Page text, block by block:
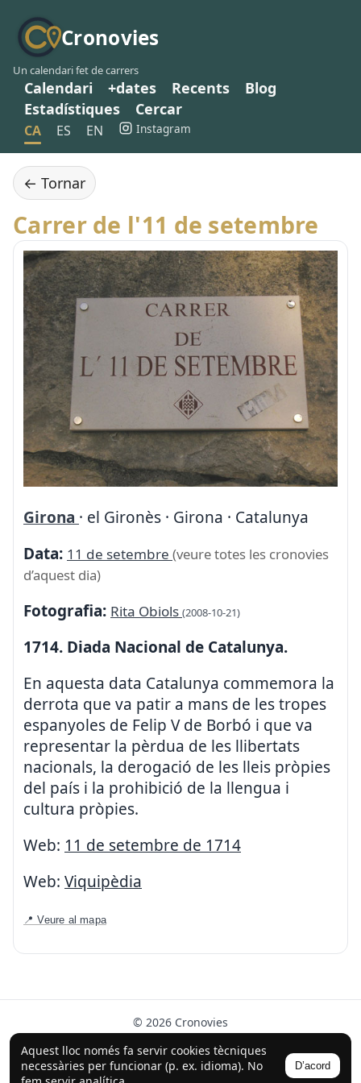
Cronovies
Un calendari fet de carrers
Calendari +dates Recents
Blog
Estadístiques
Cercar
CA ES EN Instagram
Aquest lloc només fa servir cookies tècniques
necessàries per funcionar (p. ex. idioma). No
D’acord
← Tornar
Carrer de l'11 de setembre
Girona · el Gironès · Girona · Catalunya
Data: 11 de setembre (veure totes les cronovies
d’aquest dia)
Fotografia: Rita Obiols (2008-10-21)
1714. Diada Nacional de Catalunya.
En aquesta data Catalunya commemora la
derrota que va patir a mans de les tropes
espanyoles de Felip V de Borbó i que va
representar la pèrdua de les llibertats
nacionals, la derogació de les lleis pròpies
del país i la prohibició de la llengua i
cultura pròpies.
Web: 11 de setembre de 1714
Web: Viquipèdia
📍 Veure al mapa
© 2026 Cronovies
Història als carrers · Desenvolupat amb l’ajuda de la IA
(ChatGPT).